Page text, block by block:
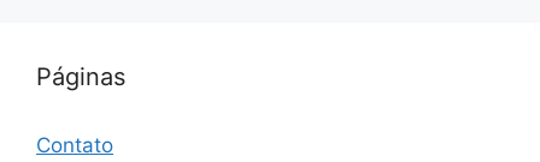
Páginas
Contato